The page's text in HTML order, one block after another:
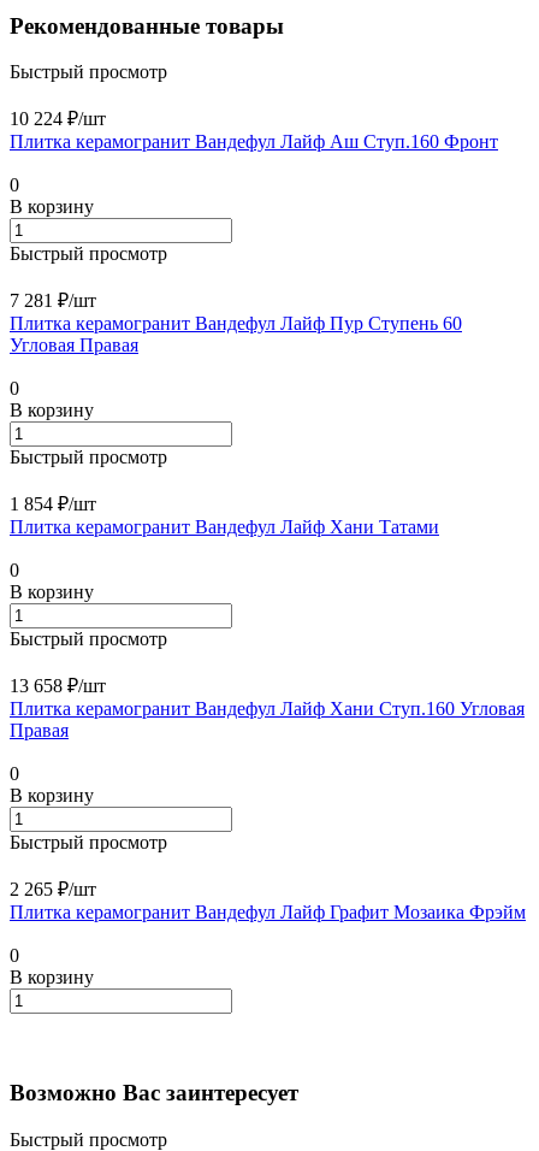
Рекомендованные товары
Быстрый просмотр
10 224 ₽/шт
Плитка керамогранит Вандефул Лайф Аш Ступ.160 Фронт
0
В корзину
Быстрый просмотр
7 281 ₽/шт
Плитка керамогранит Вандефул Лайф Пур Ступень 60
Угловая Правая
0
В корзину
Быстрый просмотр
1 854 ₽/шт
Плитка керамогранит Вандефул Лайф Хани Татами
0
В корзину
Быстрый просмотр
13 658 ₽/шт
Плитка керамогранит Вандефул Лайф Хани Ступ.160 Угловая
Правая
0
В корзину
Быстрый просмотр
2 265 ₽/шт
Плитка керамогранит Вандефул Лайф Графит Мозаика Фрэйм
0
В корзину
Возможно Вас заинтересует
Быстрый просмотр